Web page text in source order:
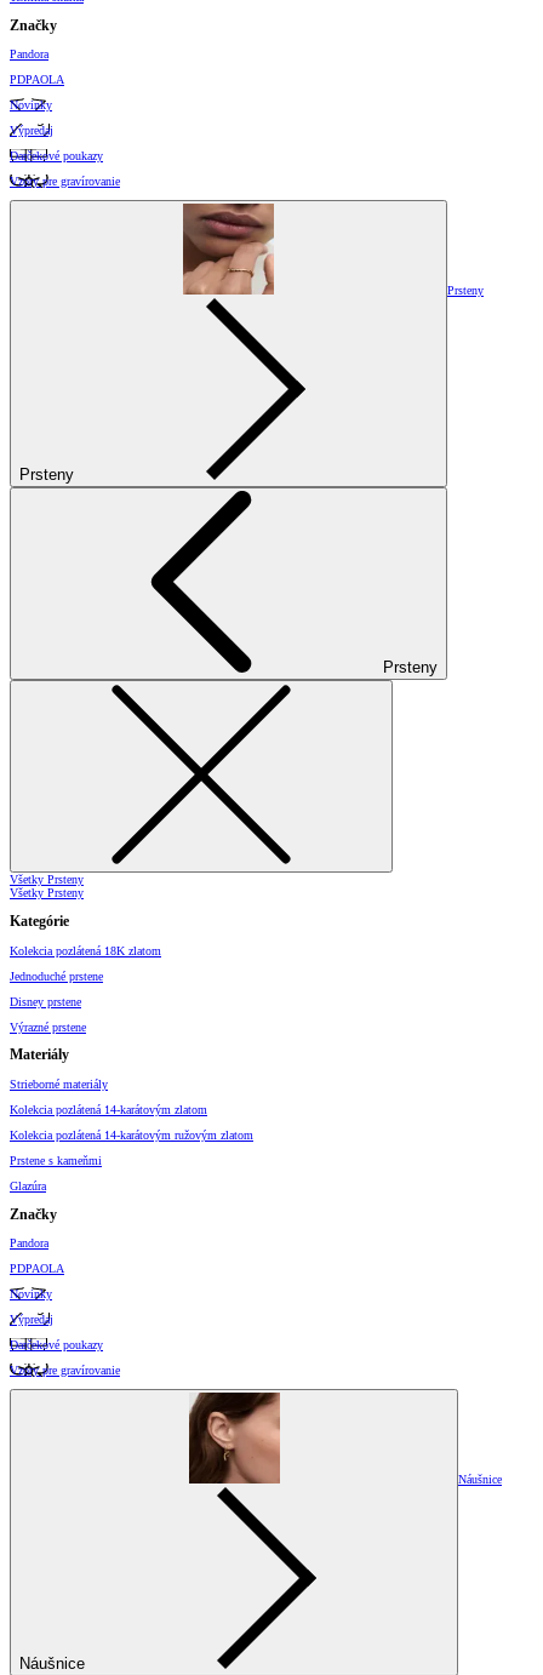
Značky
Pandora
PDPAOLA
Novinky
Výpredaj
Darčekové poukazy
Vzory pre gravírovanie
Prsteny
Prsteny
Prsteny
Všetky Prsteny
Všetky Prsteny
Kategórie
Kolekcia pozlátená 18K zlatom
Jednoduché prstene
Disney prstene
Výrazné prstene
Materiály
Strieborné materiály
Kolekcia pozlátená 14-karátovým zlatom
Kolekcia pozlátená 14-karátovým ružovým zlatom
Prstene s kameňmi
Glazúra
Značky
Pandora
PDPAOLA
Novinky
Výpredaj
Darčekové poukazy
Vzory pre gravírovanie
Náušnice
Náušnice